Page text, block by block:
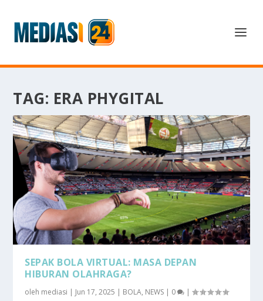
TAG: ERA PHYGITAL
SEPAK BOLA VIRTUAL: MASA DEPAN
HIBURAN OLAHRAGA?
oleh mediasi | Jun 17, 2025 | BOLA, NEWS | 0 |